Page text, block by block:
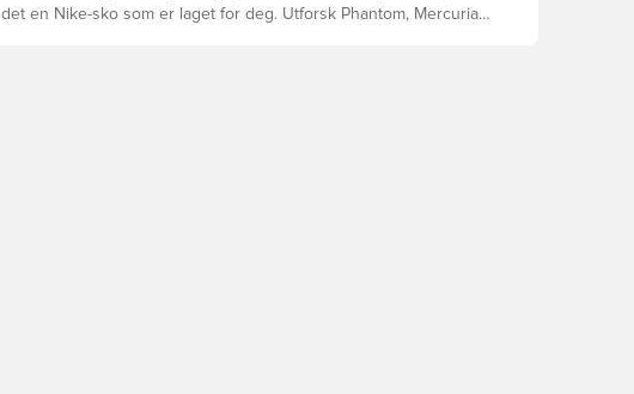
det en Nike-sko som er laget for deg. Utforsk Phantom, Mercurial,